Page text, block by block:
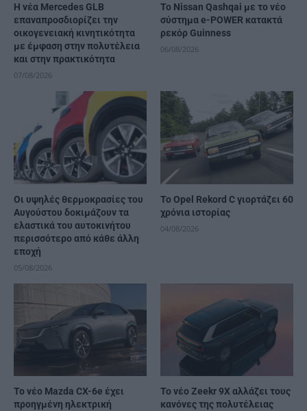
Η νέα Mercedes GLB
επαναπροσδιορίζει την
οικογενειακή κινητικότητα
με έμφαση στην πολυτέλεια
και στην πρακτικότητα
07/08/2026
Το Nissan Qashqai με το νέο
σύστημα e-POWER κατακτά
ρεκόρ Guinness
06/08/2026
Οι υψηλές θερμοκρασίες του
Αυγούστου δοκιμάζουν τα
ελαστικά του αυτοκινήτου
περισσότερο από κάθε άλλη
εποχή
05/08/2026
Το Opel Rekord C γιορτάζει 60
χρόνια ιστορίας
04/08/2026
Το νέο Mazda CX-6e έχει
προηγμένη ηλεκτρική
Το νέο Zeekr 9X αλλάζει τους
κανόνες της πολυτέλειας